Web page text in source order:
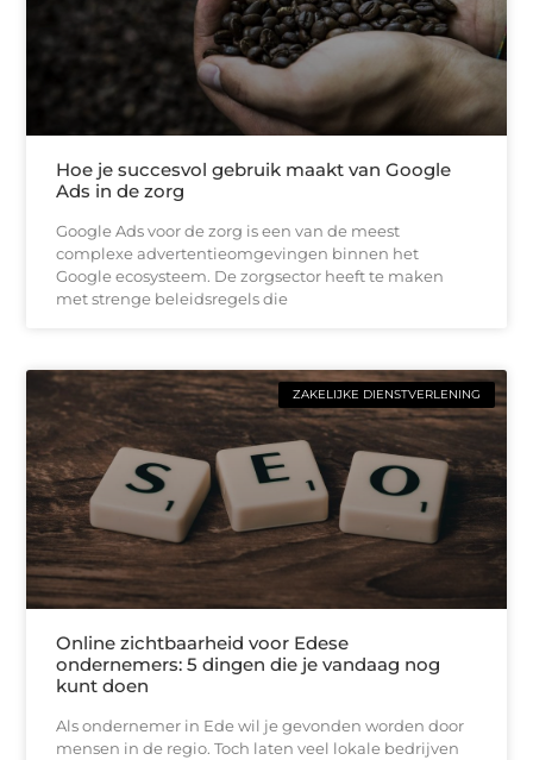
Hoe je succesvol gebruik maakt van Google
Ads in de zorg
Google Ads voor de zorg is een van de meest
complexe advertentieomgevingen binnen het
Google ecosysteem. De zorgsector heeft te maken
met strenge beleidsregels die
ZAKELIJKE DIENSTVERLENING
Online zichtbaarheid voor Edese
ondernemers: 5 dingen die je vandaag nog
kunt doen
Als ondernemer in Ede wil je gevonden worden door
mensen in de regio. Toch laten veel lokale bedrijven